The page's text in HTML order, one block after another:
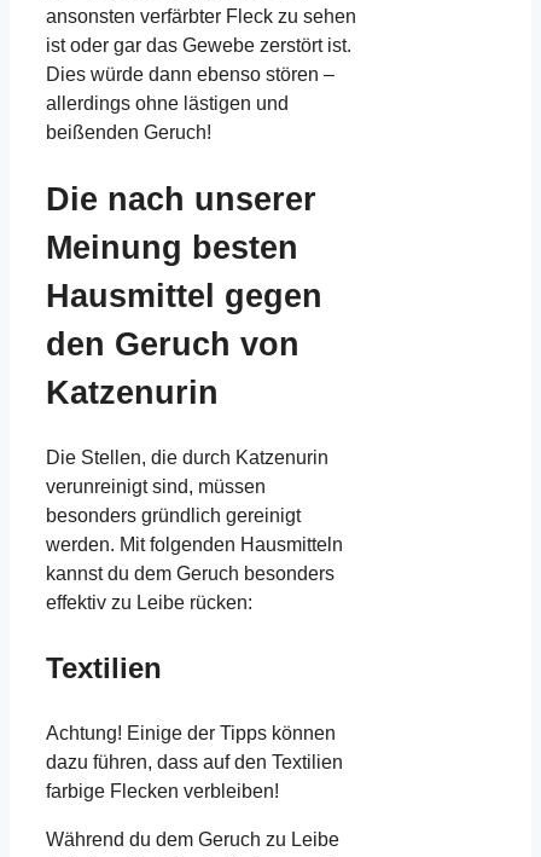
ansonsten verfärbter Fleck zu sehen
ist oder gar das Gewebe zerstört ist.
Dies würde dann ebenso stören –
allerdings ohne lästigen und
beißenden Geruch!
Die nach unserer
Meinung besten
Hausmittel gegen
den Geruch von
Katzenurin
Die Stellen, die durch Katzenurin
verunreinigt sind, müssen
besonders gründlich gereinigt
werden. Mit folgenden Hausmitteln
kannst du dem Geruch besonders
effektiv zu Leibe rücken:
Textilien
Achtung! Einige der Tipps können
dazu führen, dass auf den Textilien
farbige Flecken verbleiben!
Während du dem Geruch zu Leibe